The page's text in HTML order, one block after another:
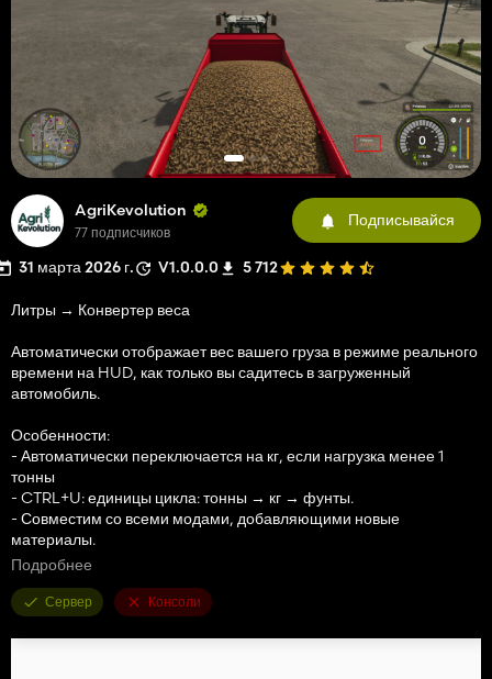
AgriKevolution
77 подписчиков
Подписывайся
31 марта 2026 г. V1.0.0.0 5 712
Литры → Конвертер веса
Автоматически отображает вес вашего груза в режиме реального
времени на HUD, как только вы садитесь в загруженный
автомобиль.
Особенности:
- Автоматически переключается на кг, если нагрузка менее 1
тонны
- CTRL+U: единицы цикла: тонны → кг → фунты.
- Совместим со всеми модами, добавляющими новые
материалы.
- CTRL+U: единица цикла (т/кг/фунты)
Подробнее
Сервер Консоли